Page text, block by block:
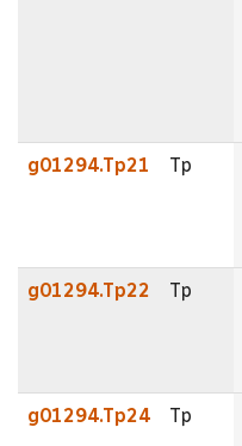
g01294.Tp21 Tp
g01294.Tp22 Tp
g01294.Tp24 Tp